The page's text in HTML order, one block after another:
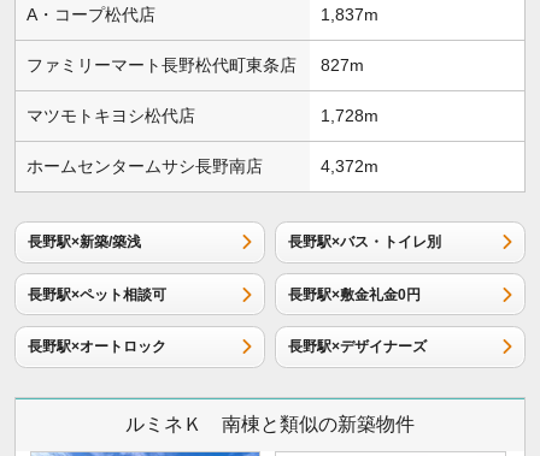
A・コープ松代店 1,837m
ファミリーマート長野松代町東条店 827m
マツモトキヨシ松代店 1,728m
ホームセンタームサシ長野南店 4,372m
長野駅×新築/築浅 長野駅×バス・トイレ別
長野駅×ペット相談可 長野駅×敷金礼金0円
長野駅×オートロック 長野駅×デザイナーズ
ルミネＫ 南棟と類似の新築物件